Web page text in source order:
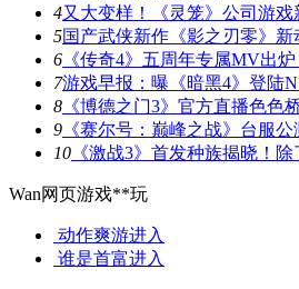
4又大变样！《灵笼》公司游戏
5国产武侠新作《影之刃零》
6 《传奇4》五周年专属MV出
7游戏早报：曝《暗黑4》登陆
8 《博德之门3》官方直播色色
9 《赛尔号：巅峰之战》台服
10 《激战3》首发种族揭晓！
Wan网页游戏**玩
动作爽游进入
谁是首富进入